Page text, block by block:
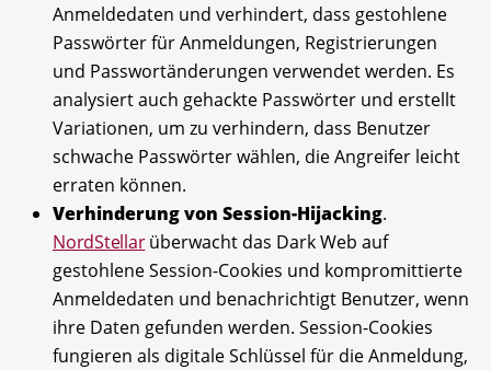
Anmeldedaten und verhindert, dass gestohlene
Passwörter für Anmeldungen, Registrierungen
und Passwortänderungen verwendet werden. Es
analysiert auch gehackte Passwörter und erstellt
Variationen, um zu verhindern, dass Benutzer
schwache Passwörter wählen, die Angreifer leicht
erraten können.
Verhinderung von Session-Hijacking.
NordStellarüberwacht das Dark Web auf
gestohlene Session-Cookies und kompromittierte
Anmeldedaten und benachrichtigt Benutzer, wenn
ihre Daten gefunden werden. Session-Cookies
fungieren als digitale Schlüssel für die Anmeldung,